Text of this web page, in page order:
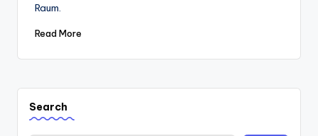
Raum.
Read More
Search